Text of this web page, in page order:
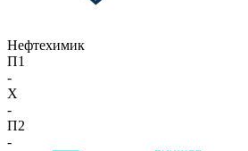
Нефтехимик
П1
-
X
-
П2
-